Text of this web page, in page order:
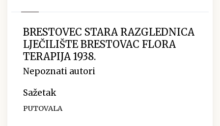
BRESTOVEC STARA RAZGLEDNICA
LJEČILIŠTE BRESTOVAC FLORA
TERAPIJA 1938.
Nepoznati autori
Sažetak
PUTOVALA